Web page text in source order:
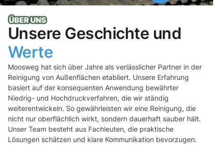
Unsere Geschichte und
Werte
Moosweg hat sich über Jahre als verlässlicher Partner in der
Reinigung von Außenflächen etabliert. Unsere Erfahrung
basiert auf der konsequenten Anwendung bewährter
Niedrig- und Hochdruckverfahren, die wir ständig
weiterentwickeln. So gewährleisten wir eine Reinigung, die
nicht nur oberflächlich wirkt, sondern dauerhaft sauber hält.
Unser Team besteht aus Fachleuten, die praktische
Lösungen schätzen und klare Kommunikation bevorzugen.